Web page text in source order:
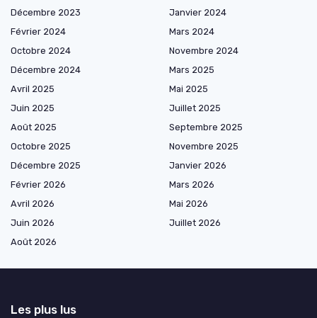
Décembre 2023
Janvier 2024
Février 2024
Mars 2024
Octobre 2024
Novembre 2024
Décembre 2024
Mars 2025
Avril 2025
Mai 2025
Juin 2025
Juillet 2025
Août 2025
Septembre 2025
Octobre 2025
Novembre 2025
Décembre 2025
Janvier 2026
Février 2026
Mars 2026
Avril 2026
Mai 2026
Juin 2026
Juillet 2026
Août 2026
Les plus lus